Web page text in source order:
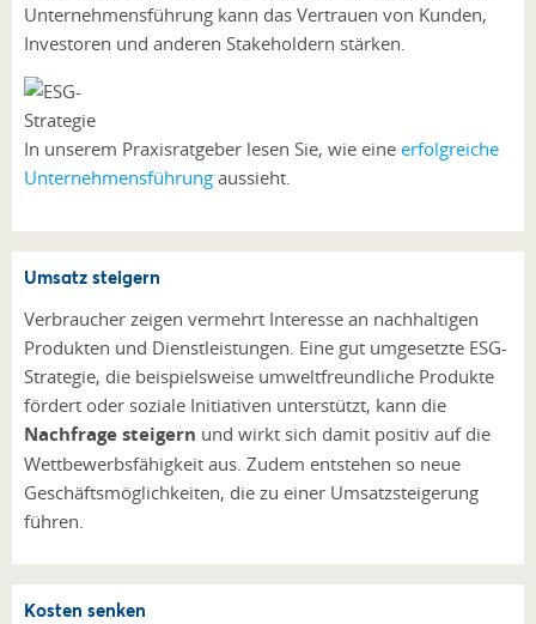
Unternehmensführung kann das Vertrauen von Kunden,
Investoren und anderen Stakeholdern stärken.
In unserem Praxisratgeber lesen Sie, wie eine erfolgreiche
Unternehmensführung aussieht.
Umsatz steigern
Verbraucher zeigen vermehrt Interesse an nachhaltigen
Produkten und Dienstleistungen. Eine gut umgesetzte ESG-
Strategie, die beispielsweise umweltfreundliche Produkte
fördert oder soziale Initiativen unterstützt, kann die
Nachfrage steigern und wirkt sich damit positiv auf die
Wettbewerbsfähigkeit aus. Zudem entstehen so neue
Geschäftsmöglichkeiten, die zu einer Umsatzsteigerung
führen.
Kosten senken